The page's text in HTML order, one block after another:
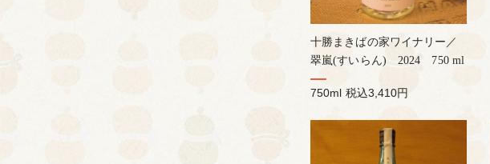
十勝まきばの家ワイナリー／
翠嵐(すいらん) 2024 750 ml
750ml 税込3,410円